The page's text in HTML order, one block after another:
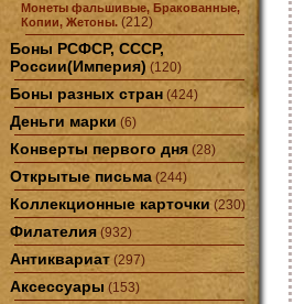
Монеты фальшивые, Бракованные,
Копии, Жетоны. (212)
Боны РСФСР, СССР,
России(Империя) (120)
Боны разных стран (424)
Деньги марки (6)
Конверты первого дня (28)
Открытые письма (244)
Коллекционные карточки(230)
Филателия (932)
Антиквариат (297)
Аксессуары (153)